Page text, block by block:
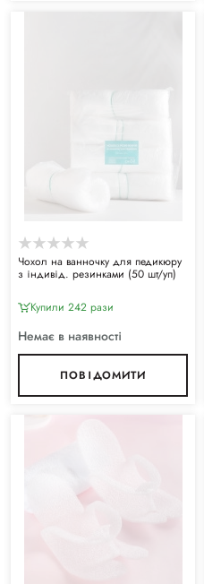
Чохол на ванночку для педикюру
з індивід. резинками (50 шт/уп)
Купили 242 рази
Немає в наявності
ПОВІДОМИТИ